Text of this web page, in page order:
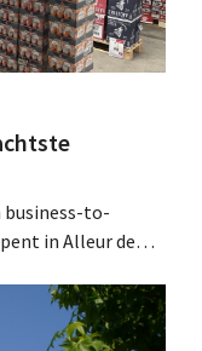
to-
in Alleur de
op professionele